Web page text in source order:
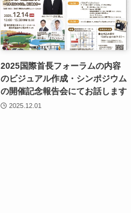
2025国際首長フォーラムの内容
のビジュアル作成・シンポジウム
の開催記念報告会にてお話します
2025.12.01